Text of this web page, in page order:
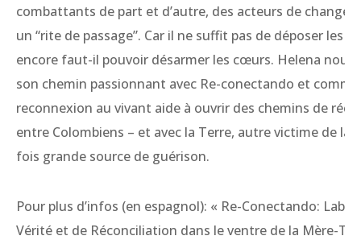
combattants de part et d’autre, des acteurs de
un “rite de passage”. Car il ne suffit pas de déposer les
encore faut-il pouvoir désarmer les cœurs. Helena nous
son chemin passionnant avec Re-conectando et
reconnexion au vivant aide à ouvrir des chemins de
entre Colombiens – et avec la Terre, autre victime de la
fois grande source de guérison.
Pour plus d’infos (en espagnol): « Re-Conectando:
Vérité et de Réconciliation dans le ventre de la Mère-